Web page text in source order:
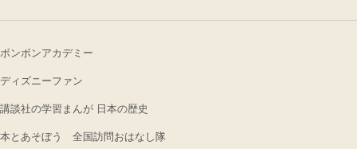
ボンボンアカデミー
ディズニーファン
講談社の学習まんが 日本の歴史
本とあそぼう 全国訪問おはなし隊